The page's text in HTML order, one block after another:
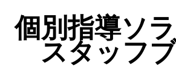
個別指導ソ
スタッフ